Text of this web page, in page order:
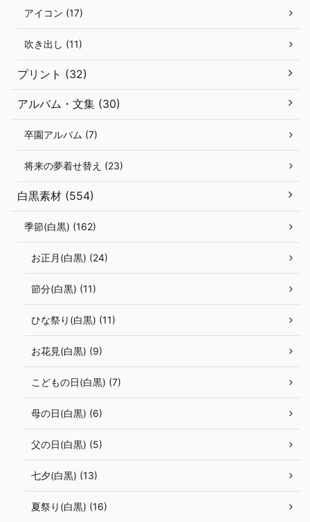
アイコン (17)
吹き出し (11)
プリント (32)
アルバム・文集 (30)
卒園アルバム (7)
将来の夢着せ替え (23)
白黒素材 (554)
季節(白黒) (162)
お正月(白黒) (24)
節分(白黒) (11)
ひな祭り(白黒) (11)
お花見(白黒) (9)
こどもの日(白黒) (7)
母の日(白黒) (6)
父の日(白黒) (5)
七夕(白黒) (13)
夏祭り(白黒) (16)